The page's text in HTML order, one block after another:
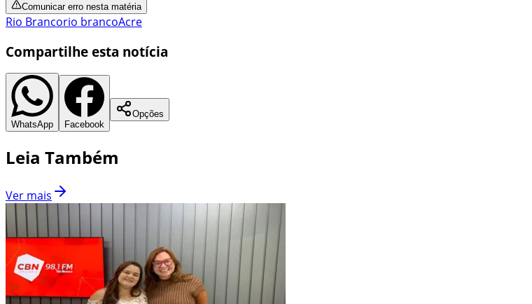
Comunicar erro nesta matéria
Rio Brancorio brancoAcre
Compartilhe esta notícia
WhatsApp Facebook
Opções
Leia Também
Ver mais